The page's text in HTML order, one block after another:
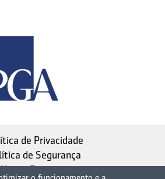
de Privacidade
de Segurança
Nosso Estatuto